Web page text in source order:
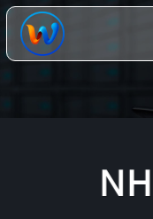
Chuyển
đến
dung